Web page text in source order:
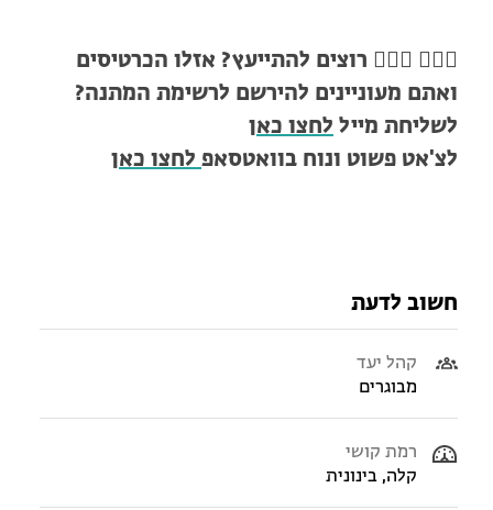
🙋🏻‍♀️ 🙋🏼‍♂️ רוצים להתייעץ? אזלו הכרטיסים
ואתם מעוניינים להירשם לרשימת המתנה?
לשליחת מייל לחצו כאן
לצ'אט פשוט ונוח בוואטסאפ לחצו כאן
חשוב לדעת
קהל יעד
מבוגרים
רמת קושי
קלה, בינונית